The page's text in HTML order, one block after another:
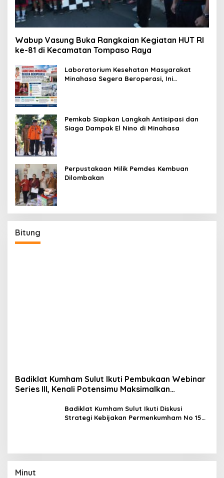
Wabup Vasung Buka Rangkaian Kegiatan HUT RI
ke-81 di Kecamatan Tompaso Raya
Laboratorium Kesehatan Masyarakat
Minahasa Segera Beroperasi, Ini
Pemkab Siapkan Langkah Antisipasi dan
Siaga Dampak El Nino di Minahasa
Perpustakaan Milik Pemdes Kembuan
Dilombakan
Bitung
Badiklat Kumham Sulut Ikuti Pembukaan Webinar
Series III, Kenali Potensimu Maksimalkan
Badiklat Kumham Sulut Ikuti Diskusi
Strategi Kebijakan Permenkumham No 15
Minut